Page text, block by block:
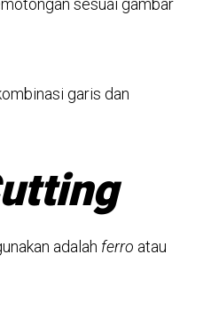
sesuai gambar
garis dan
adalah ferro atau